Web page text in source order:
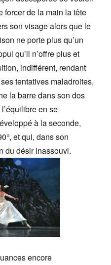
forcer de la main la tête
son visage alors que le
ne porte plus qu’un
qu’il n’offre plus et
indifférent, rendant
tentatives maladroites,
la barre dans son dos
en se
à la seconde,
et qui, dans son
du désir inassouvi.
encore